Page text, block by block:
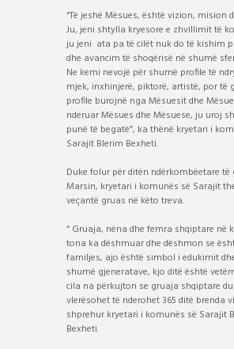
“Të jeshë Mësues, është vizion, mision
Ju, jeni shtylla kryesore e zhvillimit të
ju jeni ata pa të cilët nuk do të kishim
dhe avancim të shoqërisë në shumë
Ne kemi nevojë për shumë profile të
mjek, inxhinjerë, piktorë, artistë, por të
profile burojnë nga Mësuesit dhe
nderuar Mësues dhe Mësuese, ju uroj
punë të begatë”, ka thënë kryetari i
Sarajit Blerim Bexheti.
Duke folur për ditën ndërkombëetare të
Marsin, kryetari i komunës së Sarajit
veçantë gruas në këto treva.
“ Gruaja, nëna dhe femra shqiptare në
tona ka dëshmuar dhe dëshmon se
familjes, ajo është simbol i edukimit
shumë gjeneratave, kjo ditë është
cila na përkujton se gruaja shqiptare
vlerësohet të nderohet 365 ditë brenda
shprehur kryetari i komunës së Sarajit
Bexheti.